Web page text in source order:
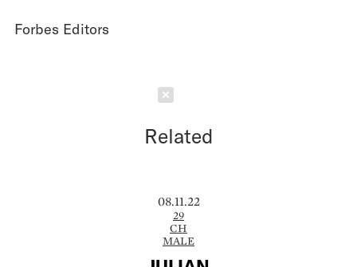
Forbes Editors
Related
08.11.22
29
CH
MALE